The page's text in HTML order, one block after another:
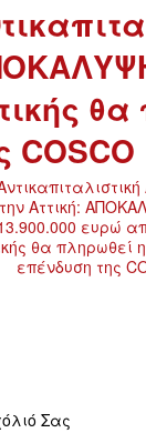
COSCO
Σας